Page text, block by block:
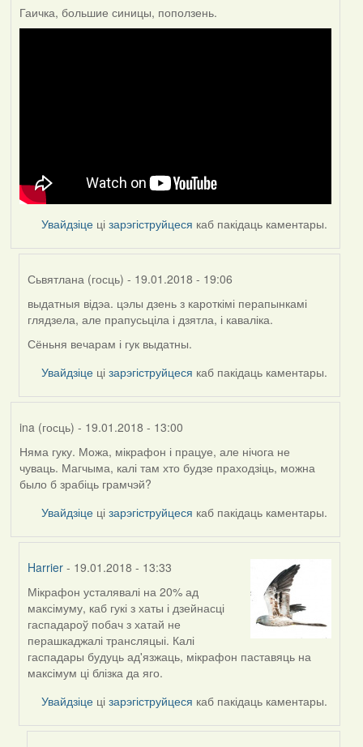
Гаичка, большие синицы, поползень.
Увайдзіце цізарэгіструйцеся каб пакідаць каментары.
Сьвятлана (госць) - 19.01.2018 - 19:06
In
reply
to
Feather
выдатныя відэа. цэлы дзень з кароткімі перапынкамі
глядзела, але прапусьціла і дзятла, і каваліка.
Сёньня вечарам і гук выдатны.
Увайдзіце цізарэгіструйцеся каб пакідаць каментары.
ina (госць) - 19.01.2018 - 13:00
Няма гуку. Можа, мікрафон і працуе, але нічога не
чуваць. Магчыма, калі там хто будзе праходзіць, можна
было б зрабіць грамчэй?
Увайдзіце цізарэгіструйцеся каб пакідаць каментары.
Harrier - 19.01.2018 - 13:33
In
reply
to
by
ina
(госць)
Мікрафон усталявалі на 20% ад
максімуму, каб гукі з хаты і дзейнасці
гаспадароў побач з хатай не
перашкаджалі трансляцыі. Калі
гаспадары будуць ад'язжаць, мікрафон паставяць на
максімум ці блізка да яго.
Увайдзіце цізарэгіструйцеся каб пакідаць каментары.